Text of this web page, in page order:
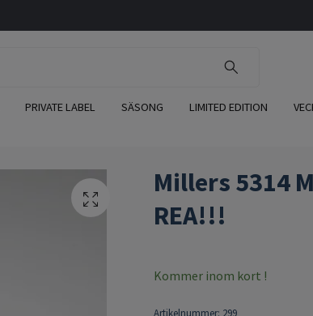
PRIVATE LABEL SÄSONG LIMITED EDITION
Millers 5314
REA!!!
Kommer inom kort !
Artikelnummer: 299